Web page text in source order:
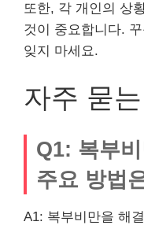
또한, 각 개인의 상
것이 중요합니다.
잊지 마세요.
자주 묻
Q1: 복부
주요 방법
A1: 복부비만을 해